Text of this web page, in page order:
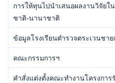
การให้ทุนไปนำเสนอผลงานวิจัยใ
ชาติ-นานาชาติ
ข้อมูลโรงเรียนตำรวจตระเวนชา
คณะกรรมการฯ
คำสั่งแต่งตั้งคณะทำงานโครงการ